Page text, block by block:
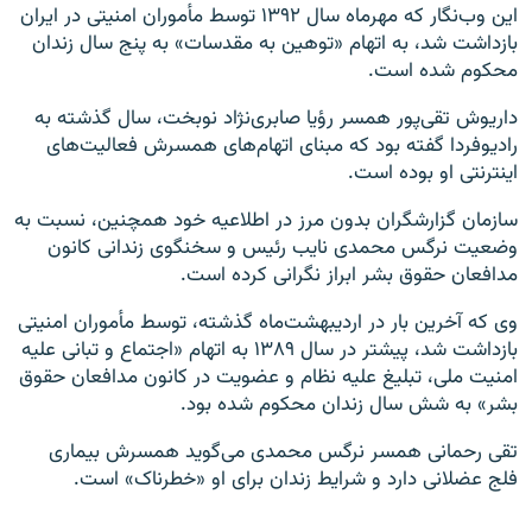
این وب‌نگار که مهرماه سال ۱۳۹۲ توسط مأموران امنیتی در ایران
بازداشت شد، به اتهام «توهین به مقدسات» به پنج سال زندان
محکوم شده است.
داریوش تقی‌پور همسر رؤیا صابری‌نژاد نوبخت، سال گذشته به
رادیوفردا گفته بود که مبنای اتهام‌های همسرش فعالیت‌های
اینترنتی او بوده است.
سازمان گزارشگران بدون مرز در اطلاعیه خود همچنین، نسبت به
وضعیت نرگس محمدی نایب رئیس و سخنگوی زندانی کانون
مدافعان حقوق بشر ابراز نگرانی کرده است.
وی که آخرین بار در اردیبهشت‌ماه گذشته، توسط مأموران امنیتی
بازداشت شد، پیشتر در سال ۱۳۸۹ به اتهام «اجتماع و تبانی علیه
امنیت ملی، تبلیغ علیه نظام و عضویت در کانون مدافعان حقوق
بشر» به شش سال زندان محکوم شده بود.
تقی رحمانی همسر نرگس محمدی می‌گوید همسرش بیماری
فلج عضلانی‌ دارد و شرایط زندان برای او «خطرناک» است.